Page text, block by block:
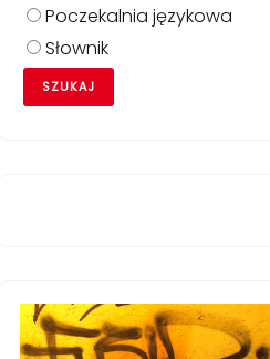
Poczekalnia językowa
Słownik